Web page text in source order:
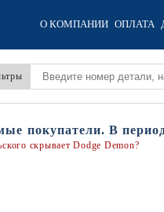
О КОМПАНИИ ОПЛАТА
покупатели. В период
скрывает Dodge Demon?